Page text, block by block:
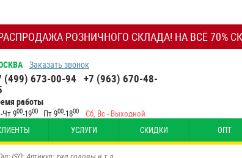
РОЗНИЧНОГО СКЛАДА! НА ВСЁ 70%
Заказать звонок
(499) 673-00-94 +7 (963) 670-48-
работы
Чт 900-1900 Пт 900-1800 Сб, Вс - Выходной
УСЛУГИ СКИДКИ ОПТ